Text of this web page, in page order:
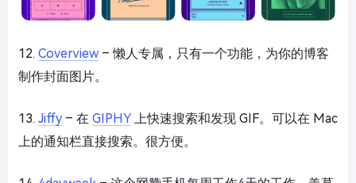
12. Coverview– 懒人专属，只有一个功能，为你的博客
制作封面图片。
13. Jiffy – 在 GIPHY 上快速搜索和发现 GIF。可以在 Mac
上的通知栏直接搜索。很方便。